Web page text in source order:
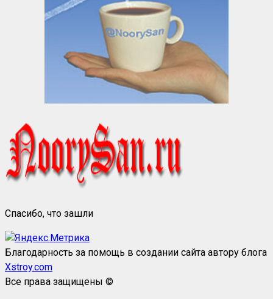
Спасибо, что зашли
Благодарность за помощь в создании сайта автору блога
Xstroy.com
Все права защищены ©